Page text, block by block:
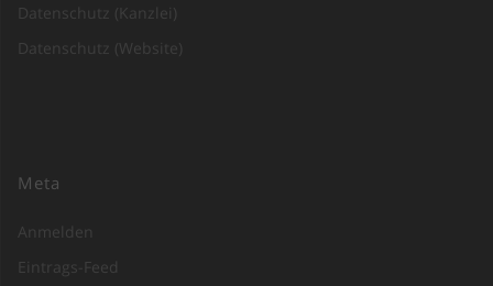
Datenschutz (Kanzlei)
Datenschutz (Website)
Meta
Anmelden
Eintrags-Feed